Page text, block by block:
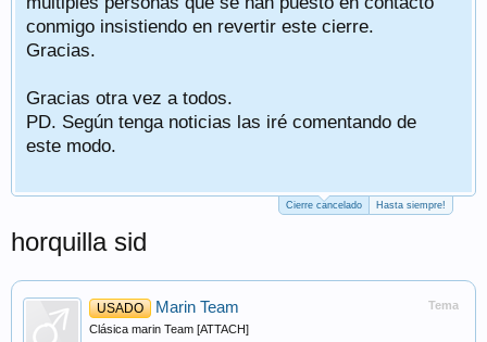
conmigo insistiendo en revertir este cierre.
Gracias.
Gracias otra vez a todos.
PD. Según tenga noticias las iré comentando de
este modo.
Cierre cancelado Hasta siempre!
horquilla sid
Tema
USADO Marin Team
Clásica marin Team [ATTACH]